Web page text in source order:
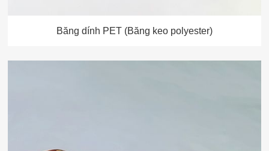
Băng dính PET (Băng keo polyester)